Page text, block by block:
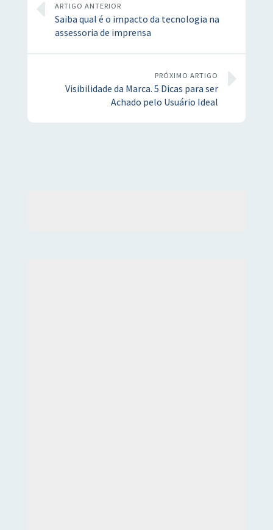
ARTIGO ANTERIOR
Saiba qual é o impacto da tecnologia na
assessoria de imprensa
PRÓXIMO ARTIGO
Visibilidade da Marca. 5 Dicas para ser
Achado pelo Usuário Ideal